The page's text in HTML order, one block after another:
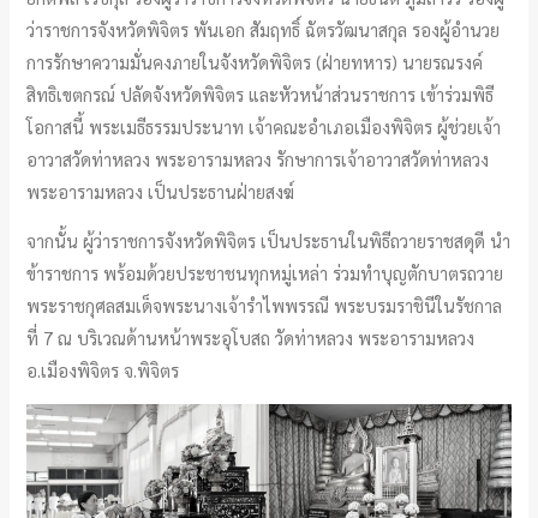
ว่าราชการจังหวัดพิจิตร พันเอก สัมฤทธิ์ ฉัตรวัฒนาสกุล รองผู้อำนวย
การรักษาความมั่นคงภายในจังหวัดพิจิตร (ฝ่ายทหาร) นายรณรงค์
สิทธิเขตกรณ์ ปลัดจังหวัดพิจิตร และหัวหน้าส่วนราชการ เข้าร่วมพิธี
โอกาสนี้ พระเมธีธรรมประนาท เจ้าคณะอำเภอเมืองพิจิตร ผู้ช่วยเจ้า
อาวาสวัดท่าหลวง พระอารามหลวง รักษาการเจ้าอาวาสวัดท่าหลวง
พระอารามหลวง เป็นประธานฝ่ายสงฆ์
จากนั้น ผู้ว่าราชการจังหวัดพิจิตร เป็นประธานในพิธีถวายราชสดุดี นำ
ข้าราชการ พร้อมด้วยประชาชนทุกหมู่เหล่า ร่วมทำบุญตักบาตรถวาย
พระราชกุศลสมเด็จพระนางเจ้ารำไพพรรณี พระบรมราชินีในรัชกาล
ที่ 7 ณ บริเวณด้านหน้าพระอุโบสถ วัดท่าหลวง พระอารามหลวง
อ.เมืองพิจิตร จ.พิจิตร